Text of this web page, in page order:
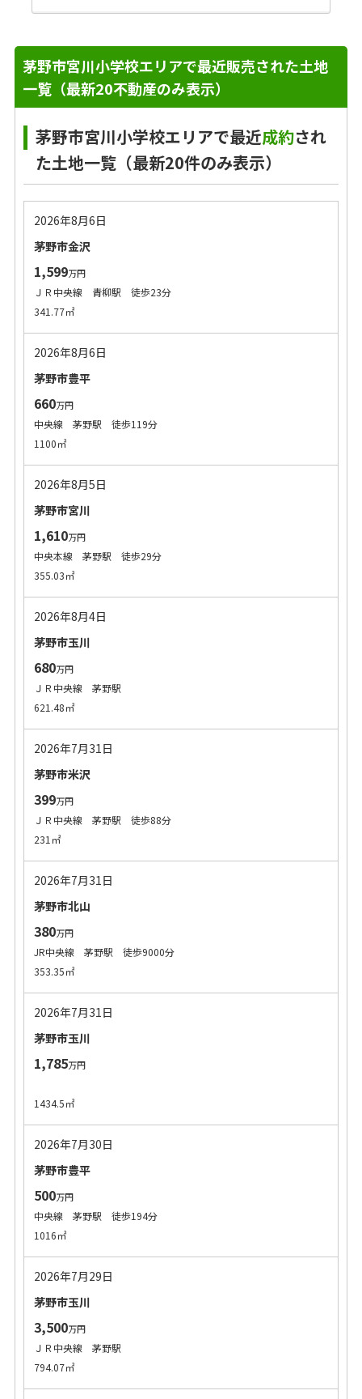
茅野市宮川小学校エリアで最近販売された土地
一覧（最新20不動産のみ表示）
茅野市宮川小学校エリアで最近成約され
た土地一覧（最新20件のみ表示）
2026年8月6日
茅野市金沢
1,599万円
ＪＲ中央線 青柳駅 徒歩23分
341.77㎡
2026年8月6日
茅野市豊平
660万円
中央線 茅野駅 徒歩119分
1100㎡
2026年8月5日
茅野市宮川
1,610万円
中央本線 茅野駅 徒歩29分
355.03㎡
2026年8月4日
茅野市玉川
680万円
ＪＲ中央線 茅野駅
621.48㎡
2026年7月31日
茅野市米沢
399万円
ＪＲ中央線 茅野駅 徒歩88分
231㎡
2026年7月31日
茅野市北山
380万円
JR中央線 茅野駅 徒歩9000分
353.35㎡
2026年7月31日
茅野市玉川
1,785万円
1434.5㎡
2026年7月30日
茅野市豊平
500万円
中央線 茅野駅 徒歩194分
1016㎡
2026年7月29日
茅野市玉川
3,500万円
ＪＲ中央線 茅野駅
794.07㎡